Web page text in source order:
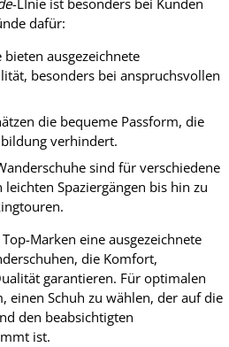
-LInie ist besonders bei Kunden
dafür:
bieten ausgezeichnete
besonders bei anspruchsvollen
die bequeme Passform, die
verhindert.
sind für verschiedene
Spaziergängen bis hin zu
Marken eine ausgezeichnete
die Komfort,
garantieren. Für optimalen
einen Schuh zu wählen, der auf die
den beabsichtigten
ist.